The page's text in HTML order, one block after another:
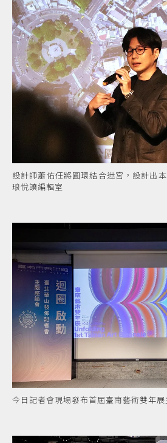
設計師蕭佑任將圓環結合迷宮，設計出
琅悅讀編輯室
今日記者會現場發布首屆臺南藝術雙年展